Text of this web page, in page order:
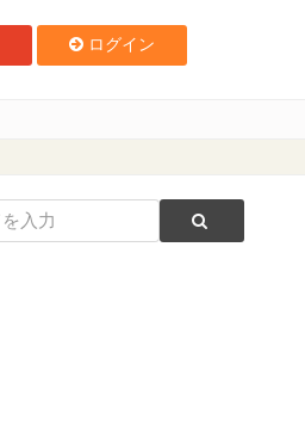
ログイン